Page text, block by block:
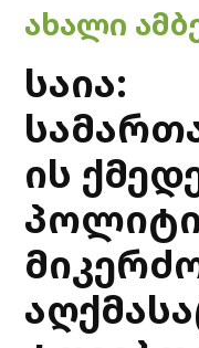
POSTED
IN
ᲐᲮᲐᲚᲘ
საია:
ის